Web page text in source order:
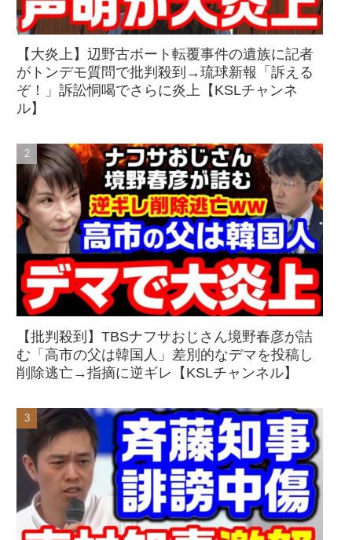
【大炎上】辺野古ボート転覆事件の遺族に記者
がトンデモ質問で批判殺到→琉球新報「訴える
ぞ！」訴訟恫喝でさらに炎上【KSLチャンネ
ル】
【批判殺到】TBSナフサおじさん境野春彦が詰
む「高市の父は韓国人」差別的なデマを投稿し
削除逃亡→指摘に逆ギレ【KSLチャンネル】